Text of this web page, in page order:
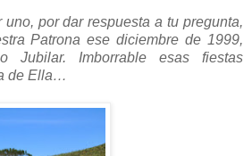
por dar respuesta a tu pregunta,
Patrona ese diciembre de 1999,
Jubilar. Imborrable esas fiestas
de Ella…